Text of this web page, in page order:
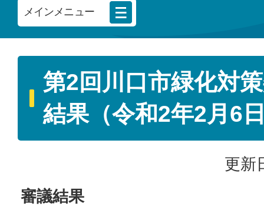
メインメニュー
第2回川口市緑化対
結果（令和2年2月6
更新
審議結果